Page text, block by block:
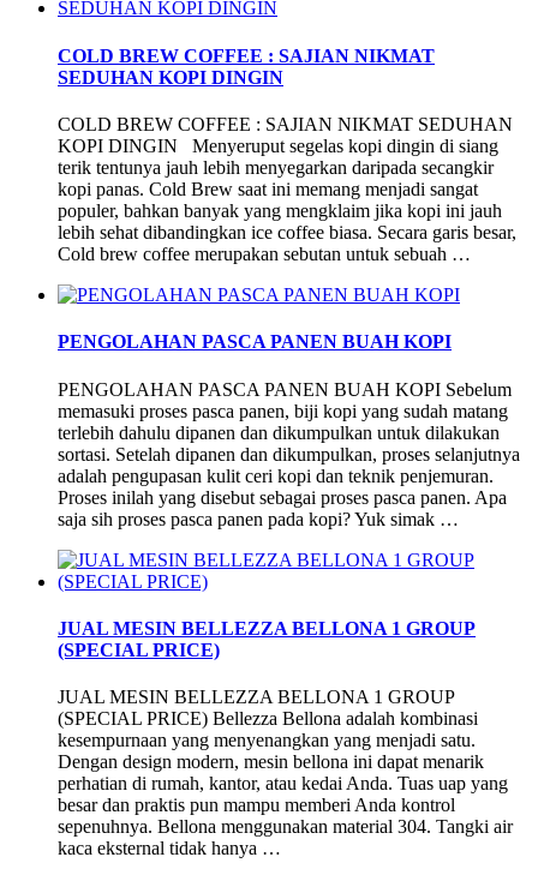
COLD BREW COFFEE : SAJIAN NIKMAT
SEDUHAN KOPI DINGIN
COLD BREW COFFEE : SAJIAN NIKMAT SEDUHAN
KOPI DINGIN Menyeruput segelas kopi dingin di siang
terik tentunya jauh lebih menyegarkan daripada secangkir
kopi panas. Cold Brew saat ini memang menjadi sangat
populer, bahkan banyak yang mengklaim jika kopi ini jauh
lebih sehat dibandingkan ice coffee biasa. Secara garis besar,
Cold brew coffee merupakan sebutan untuk sebuah …
PENGOLAHAN PASCA PANEN BUAH KOPI
PENGOLAHAN PASCA PANEN BUAH KOPI Sebelum
memasuki proses pasca panen, biji kopi yang sudah matang
terlebih dahulu dipanen dan dikumpulkan untuk dilakukan
sortasi. Setelah dipanen dan dikumpulkan, proses selanjutnya
adalah pengupasan kulit ceri kopi dan teknik penjemuran.
Proses inilah yang disebut sebagai proses pasca panen. Apa
saja sih proses pasca panen pada kopi? Yuk simak …
JUAL MESIN BELLEZZA BELLONA 1 GROUP
(SPECIAL PRICE)
JUAL MESIN BELLEZZA BELLONA 1 GROUP
(SPECIAL PRICE) Bellezza Bellona adalah kombinasi
kesempurnaan yang menyenangkan yang menjadi satu.
Dengan design modern, mesin bellona ini dapat menarik
perhatian di rumah, kantor, atau kedai Anda. Tuas uap yang
besar dan praktis pun mampu memberi Anda kontrol
sepenuhnya. Bellona menggunakan material 304. Tangki air
kaca eksternal tidak hanya …